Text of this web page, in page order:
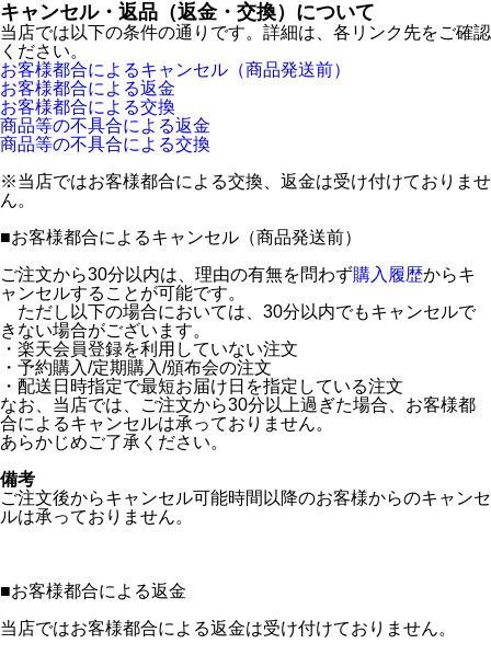
キャンセル・返品（返金・交換）について
当店では以下の条件の通りです。詳細は、各リンク先をご確認
ください。
お客様都合によるキャンセル（商品発送前）
お客様都合による返金
お客様都合による交換
商品等の不具合による返金
商品等の不具合による交換
※当店ではお客様都合による交換、返金は受け付けておりませ
ん。
■お客様都合によるキャンセル（商品発送前）
ご注文から30分以内は、理由の有無を問わず購入履歴からキ
ャンセルすることが可能です。
ただし以下の場合においては、30分以内でもキャンセルで
きない場合がございます。
・楽天会員登録を利用していない注文
・予約購入/定期購入/頒布会の注文
・配送日時指定で最短お届け日を指定している注文
なお、当店では、ご注文から30分以上過ぎた場合、お客様都
合によるキャンセルは承っておりません。
あらかじめご了承ください。
備考
ご注文後からキャンセル可能時間以降のお客様からのキャンセ
ルは承っておりません。
■お客様都合による返金
当店ではお客様都合による返金は受け付けておりません。